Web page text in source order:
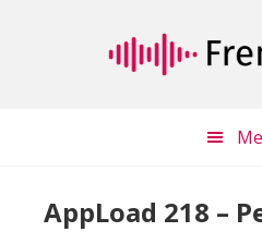
AppLoad 218 –